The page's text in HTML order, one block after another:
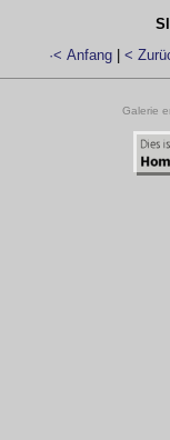
·< Anfang| <
Galerie